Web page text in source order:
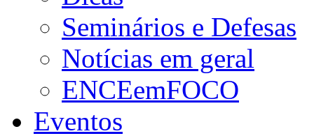
Seminários e Defesas
Notícias em geral
ENCEemFOCO
Eventos